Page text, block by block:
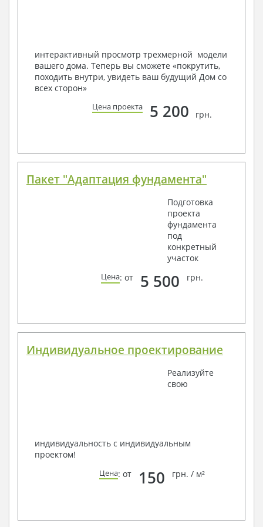
условий, за дополнительную плату.
Получить профессиональную консультацию у
наших специалистов, Вы можете любым
способом связи: закажите обратный звонок,
по viber, e-mail, телефон -
интерактивный просмотр трехмерной модели
вашего дома. Теперь вы сможете «покрутить,
походить внутри, увидеть ваш будущий Дом со
всех сторон»
Цена проекта 5 200 грн.
Пакет "Адаптация фундамента"
Подготовка
проекта
фундамента
под
конкретный
участок
Цена: от 5 500 грн.
Индивидуальное проектирование
Реализуйте
свою
индивидуальность с индивидуальным
проектом!
Цена: от 150 грн. / м²